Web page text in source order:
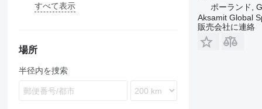
KMA
WR 2400
WR 2500
WR 4200
WS 250
すべて表示
場所
半径内を捜索
ポーランド,
Aksamit Global
販売会社に連絡